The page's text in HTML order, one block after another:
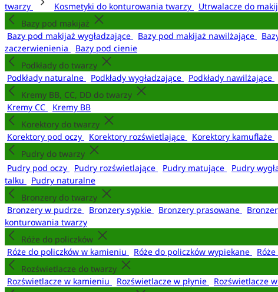
twarzy
Kosmetyki do konturowania twarzy
Utrwalacze do
Bazy pod makijaż
Bazy pod makijaż wygładzające
Bazy pod makijaż nawilżające
zaczerwienienia
Bazy pod cienie
Podkłady do twarzy
Podkłady naturalne
Podkłady wygładzające Podkłady nawilżające
Kremy BB, CC, DD do twarzy
Kremy CC
Kremy BB
Korektory do twarzy
Korektory pod oczy
Korektory rozświetlające Korektory kamuflaże
Pudry do twarzy
Pudry pod oczy
Pudry rozświetlające Pudry matujące Pudry
talku
Pudry naturalne
Bronzery do twarzy
Bronzery w pudrze
Bronzery sypkie Bronzery prasowane
konturowania twarzy
Róże do policzków
Róże do policzków w kamieniu
Róże do policzków wypiekane
Rozświetlacze do twarzy
Rozświetlacze w kamieniu
Rozświetlacze w płynie Rozświetlacze